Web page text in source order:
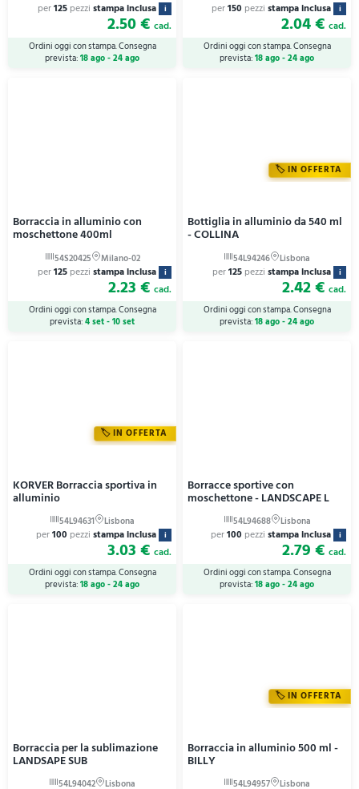
per125 pezzi stampa inclusa i
2.50 € cad.
Ordini oggi con stampa. Consegna
prevista:18 ago - 24 ago
per150 pezzi stampa inclusa i
2.04 € cad.
Ordini oggi con stampa. Consegna
prevista:18 ago - 24 ago
Borraccia in alluminio con
moschettone 400ml
per125 pezzi stampa inclusa i
2.23 € cad.
Ordini oggi con stampa. Consegna
prevista:4 set - 10 set
IN OFFERTA
Bottiglia in alluminio da 540 ml
- COLLINA
per125 pezzi stampa inclusa i
2.42 € cad.
Ordini oggi con stampa. Consegna
prevista:18 ago - 24 ago
IN OFFERTA
KORVER Borraccia sportiva in
alluminio
per100 pezzi stampa inclusa i
3.03 € cad.
Ordini oggi con stampa. Consegna
prevista:18 ago - 24 ago
Borracce sportive con
moschettone - LANDSCAPE L
per100 pezzi stampa inclusa i
2.79 € cad.
Ordini oggi con stampa. Consegna
prevista:18 ago - 24 ago
Borraccia per la sublimazione
LANDSAPE SUB
IN OFFERTA
Borraccia in alluminio 500 ml -
BILLY